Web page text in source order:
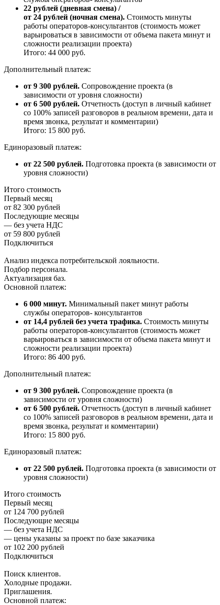
22 рублей (дневная смена) /
от 24 рублей (ночная смена). Стоимость минуты
работы операторов-консультантов (стоимость может
варьироваться в зависимости от объема пакета минут и
сложности реализации проекта)
Итого: 44 000 руб.
Дополнительный платеж:
от 9 300 рублей. Сопровождение проекта (в
зависимости от уровня сложности)
от 6 500 рублей. Отчетность (доступ в личный кабинет
со 100% записей разговоров в реальном времени, дата и
время звонка, результат и комментарии)
Итого: 15 800 руб.
Единоразовый платеж:
от 22 500 рублей. Подготовка проекта (в зависимости от
уровня сложности)
Итого стоимость
Первый месяц
от 82 300 рублей
Последующие месяцы
— без учета НДС
от 59 800 рублей
Подключиться
Анализ индекса потребительской лояльности.
Подбор персонала.
Актуализация баз.
Основной платеж:
6 000 минут. Минимальный пакет минут работы
службы операторов- консультантов
от 14,4 рублей без учета трафика. Стоимость минуты
работы операторов-консультантов (стоимость может
варьироваться в зависимости от объема пакета минут и
сложности реализации проекта)
Итого: 86 400 руб.
Дополнительный платеж:
от 9 300 рублей. Сопровождение проекта (в
зависимости от уровня сложности)
от 6 500 рублей. Отчетность (доступ в личный кабинет
со 100% записей разговоров в реальном времени, дата и
время звонка, результат и комментарии)
Итого: 15 800 руб.
Единоразовый платеж:
от 22 500 рублей. Подготовка проекта (в зависимости от
уровня сложности)
Итого стоимость
Первый месяц
от 124 700 рублей
Последующие месяцы
— без учета НДС
— цены указаны за проект по базе заказчика
от 102 200 рублей
Подключиться
Поиск клиентов.
Холодные продажи.
Приглашения.
Основной платеж: